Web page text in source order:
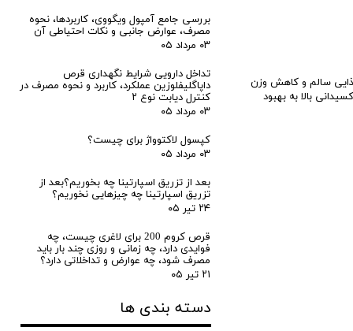
سالم و کاهش وزن
بالا به بهبود
بررسی جامع آمپول ویگووی، کاربردها، نحوه
مصرف، عوارض جانبی و نکات احتیاطی آن
۰۳ مرداد ۰۵
تداخل دارویی شرایط نگهداری قرص
داپاگلیفلوزین عملکرد، کاربرد و نحوه مصرف در
کنترل دیابت نوع ۲
۰۳ مرداد ۰۵
کپسول لاکتوواژ برای چیست؟
۰۳ مرداد ۰۵
بعد از تزریق اسپارتینا چه بخوریم؟بعد از
تزریق اسپارتینا چه چیزهایی نخوریم؟
۲۴ تیر ۰۵
قرص کروم 200 برای لاغری چیست، چه
فوایدی دارد، چه زمانی و روزی چند بار باید
مصرف شود، چه عوارض و تداخلاتی دارد؟
۲۱ تیر ۰۵
دسته بندی ها